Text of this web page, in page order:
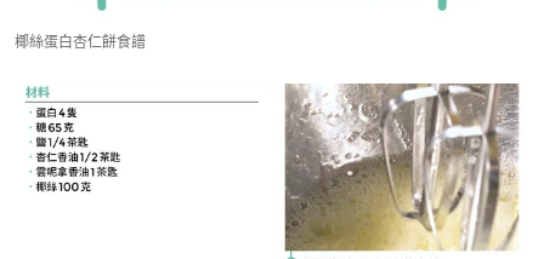
椰絲蛋白杏仁餅食譜